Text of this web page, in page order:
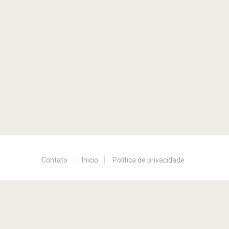
Contato Inicio Política de privacidade